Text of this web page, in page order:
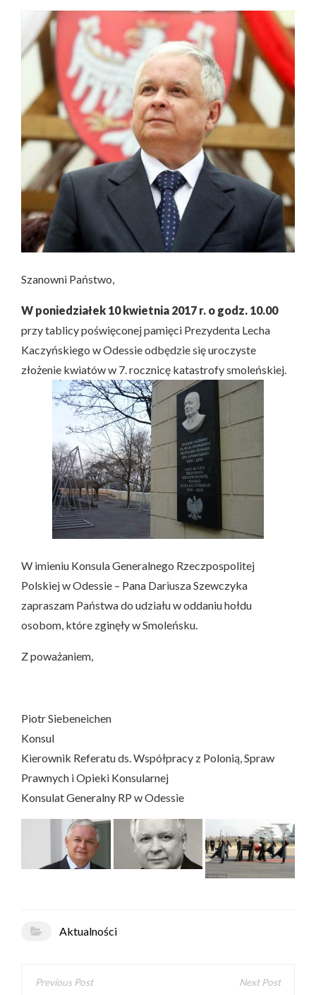
Szanowni Państwo,
W poniedziałek 10 kwietnia 2017 r. o godz. 10.00
przy tablicy poświęconej pamięci Prezydenta Lecha
Kaczyńskiego w Odessie odbędzie się uroczyste
złożenie kwiatów w 7. rocznicę katastrofy smoleńskiej.
W imieniu Konsula Generalnego Rzeczpospolitej
Polskiej w Odessie – Pana Dariusza Szewczyka
zapraszam Państwa do udziału w oddaniu hołdu
osobom, które zginęły w Smoleńsku.
Z poważaniem,
Piotr Siebeneichen
Konsul
Kierownik Referatu ds. Współpracy z Polonią, Spraw
Prawnych i Opieki Konsularnej
Konsulat Generalny RP w Odessie
Aktualności